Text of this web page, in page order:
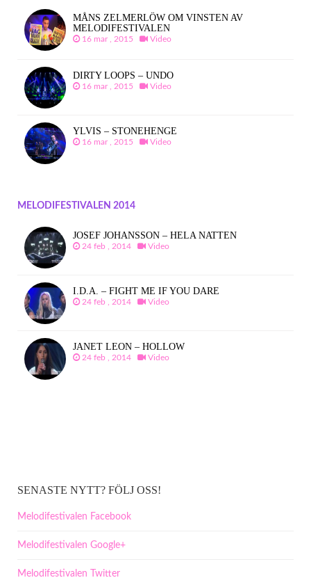
MÅNS ZELMERLÖW OM VINSTEN AV
MELODIFESTIVALEN
16 mar , 2015 Video
DIRTY LOOPS – UNDO
16 mar , 2015 Video
YLVIS – STONEHENGE
16 mar , 2015 Video
MELODIFESTIVALEN 2014
JOSEF JOHANSSON – HELA NATTEN
24 feb , 2014 Video
I.D.A. – FIGHT ME IF YOU DARE
24 feb , 2014 Video
JANET LEON – HOLLOW
24 feb , 2014 Video
SENASTE NYTT? FÖLJ OSS!
Melodifestivalen Facebook
Melodifestivalen Google+
Melodifestivalen Twitter